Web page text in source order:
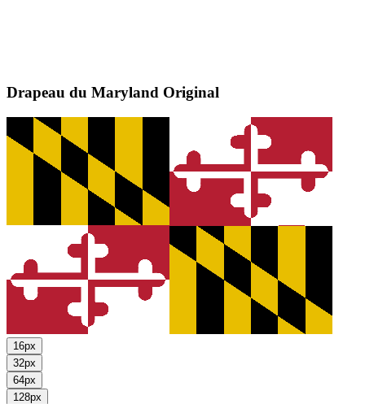
Drapeau du Maryland Original
16px
32px
64px
128px